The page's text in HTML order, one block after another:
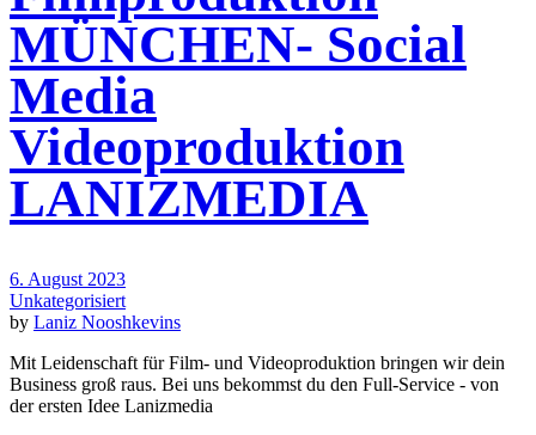
MÜNCHEN- Social
Media
Videoproduktion
LANIZMEDIA
6. August 2023
Unkategorisiert
by Laniz Nooshkevins
Mit Leidenschaft für Film- und Videoproduktion bringen wir dein
Business groß raus. Bei uns bekommst du den Full-Service - von
der ersten Idee Lanizmedia